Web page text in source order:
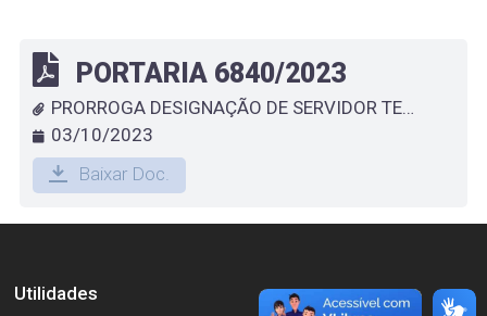
PORTARIA 6840/2023
PRORROGA DESIGNAÇÃO DE SERVIDOR TEMPORÁRIO QUE ESPECIFICA - GISLAINE SIQUEIRA DA SILVA
03/10/2023
Baixar Doc.
Utilidades